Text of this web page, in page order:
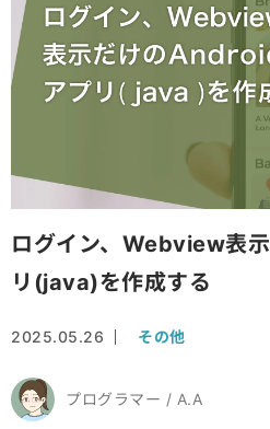
ログイン、Webview表
リ(java)を作成する
2025.05.26 その他
プログラマー / A.A